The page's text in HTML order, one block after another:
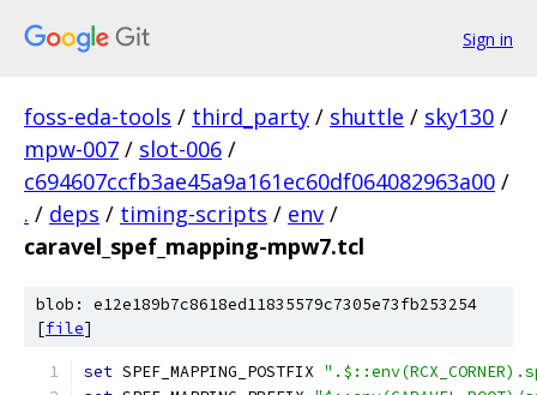
Sign in
foss-eda-tools / third_party / shuttle / sky130 /
mpw-007 / slot-006 /
c694607ccfb3ae45a9a161ec60df064082963a00 /
. / deps / timing-scripts / env /
caravel_spef_mapping-mpw7.tcl
blob: e12e189b7c8618ed11835579c7305e73fb253254
[file]
set SPEF_MAPPING_POSTFIX